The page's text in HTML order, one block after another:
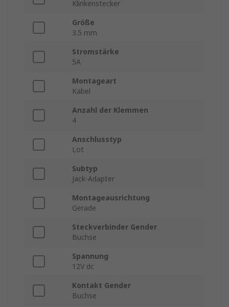
Klinkenstecker
Größe
3.5 mm
Stromstärke
5A
Montageart
Kabel
Anzahl der Klemmen
4
Anschlusstyp
Lot
Subtyp
Jack-Adapter
Montageausrichtung
Gerade
Steckverbinder Gender
Buchse
Spannung
12V dc
Kontakt Gender
Buchse